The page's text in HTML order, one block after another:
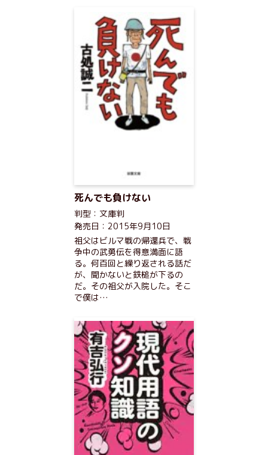
死んでも負けない
判型：文庫判
発売日：2015年9月10日
祖父はビルマ戦の帰還兵で、戦
争中の武勇伝を得意満面に語
る。何百回と繰り返される話だ
が、聞かないと鉄槌が下るの
だ。その祖父が入院した。そこ
で僕は…